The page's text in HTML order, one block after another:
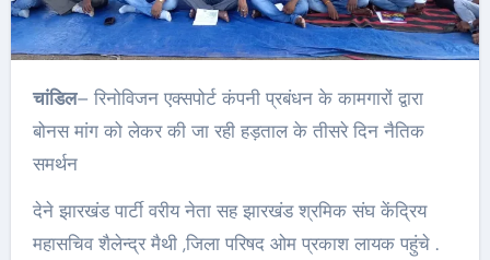
चांडिल– रिनोविजन एक्सपोर्ट कंपनी प्रबंधन के कामगारों द्वारा
बोनस मांग को लेकर की जा रही हड़ताल के तीसरे दिन नैतिक
समर्थन
देने झारखंड पार्टी वरीय नेता सह झारखंड श्रमिक संघ केंद्रिय
महासचिव शैलेन्द्र मैथी ,जिला परिषद ओम प्रकाश लायक पहुंचे .